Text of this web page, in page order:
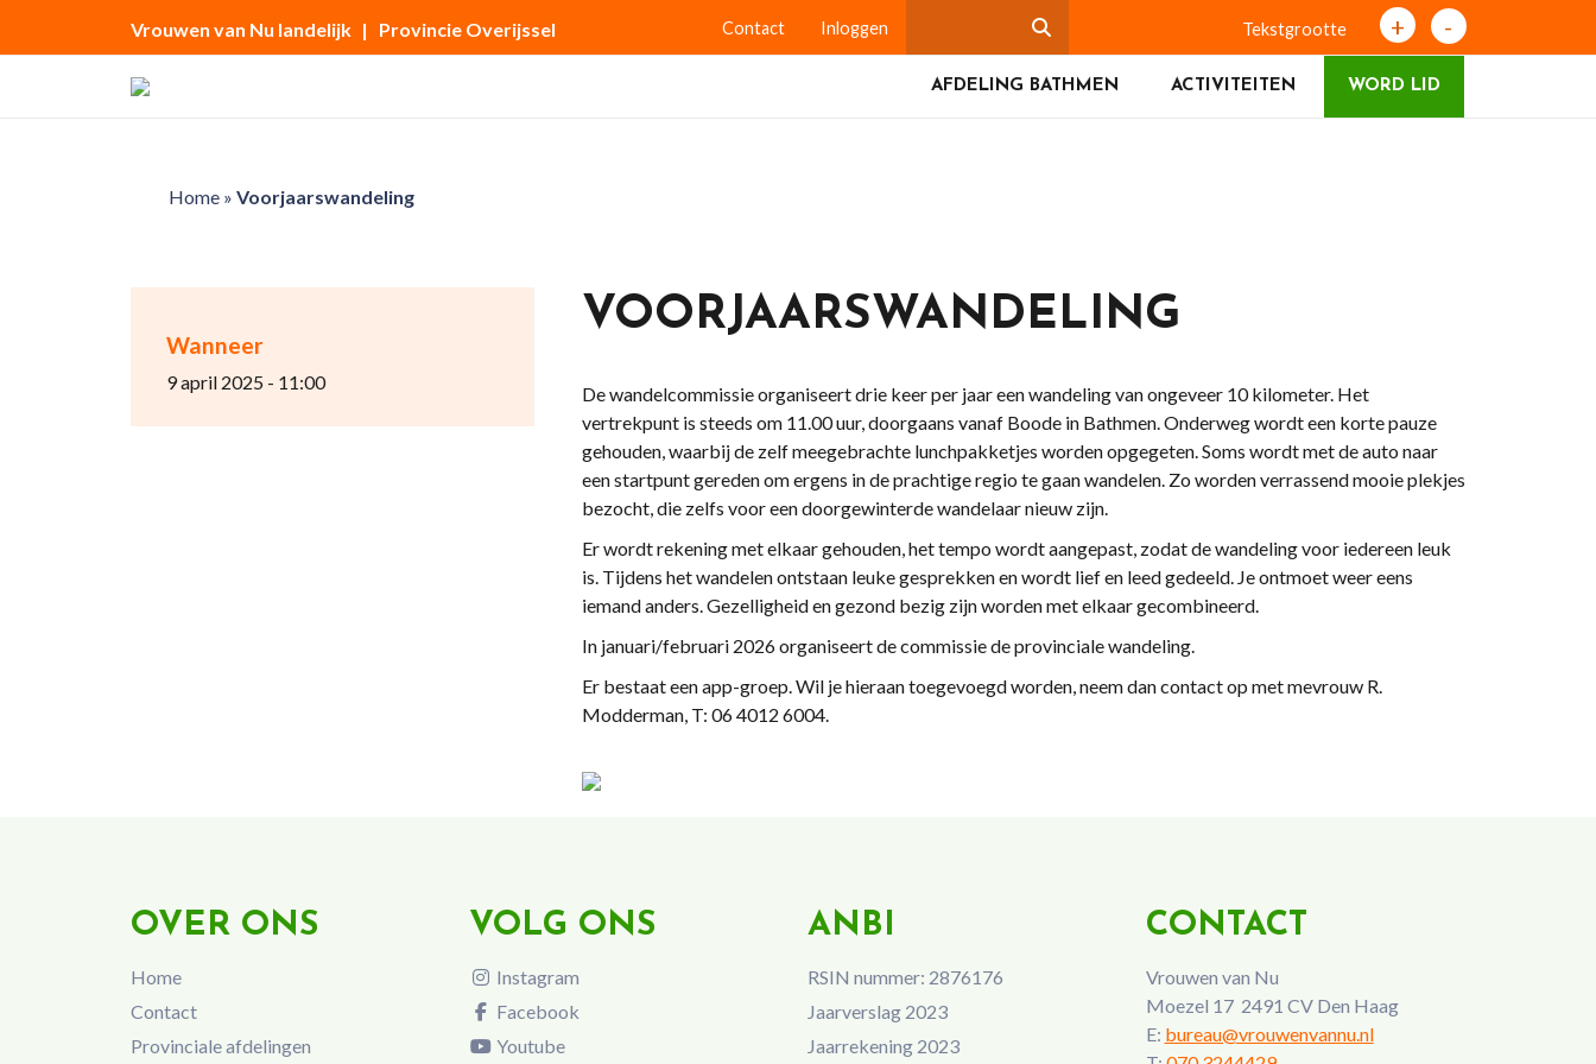
Vrouwen van Nu landelijk | Provincie Overijssel Contact Inloggen Tekstgrootte + -
AFDELING BATHMEN ACTIVITEITEN WORD LID
Home» Voorjaarswandeling
Wanneer
9 april 2025 - 11:00
VOORJAARSWANDELING
De wandelcommissie organiseert drie keer per jaar een wandeling van ongeveer 10 kilometer. Het
vertrekpunt is steeds om 11.00 uur, doorgaans vanaf Boode in Bathmen. Onderweg wordt een korte pauze
gehouden, waarbij de zelf meegebrachte lunchpakketjes worden opgegeten. Soms wordt met de auto naar
een startpunt gereden om ergens in de prachtige regio te gaan wandelen. Zo worden verrassend mooie plekjes
bezocht, die zelfs voor een doorgewinterde wandelaar nieuw zijn.
Er wordt rekening met elkaar gehouden, het tempo wordt aangepast, zodat de wandeling voor iedereen leuk
is. Tijdens het wandelen ontstaan leuke gesprekken en wordt lief en leed gedeeld. Je ontmoet weer eens
iemand anders. Gezelligheid en gezond bezig zijn worden met elkaar gecombineerd.
In januari/februari 2026 organiseert de commissie de provinciale wandeling.
Er bestaat een app-groep. Wil je hieraan toegevoegd worden, neem dan contact op met mevrouw R.
Modderman, T: 06 4012 6004.
OVER ONS
Home
Contact
Provinciale afdelingen
VOLG ONS
Instagram
Facebook
Youtube
ANBI
RSIN nummer: 2876176
Jaarverslag 2023
Jaarrekening 2023
CONTACT
Vrouwen van Nu
Moezel 17 2491 CV Den Haag
E: bureau@vrouwenvannu.nl